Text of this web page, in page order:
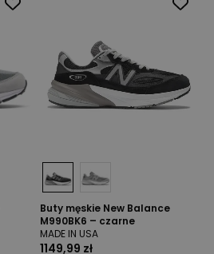
Buty męskie New Balance
M990BK6 – czarne
MADE IN USA
1149,99 zł